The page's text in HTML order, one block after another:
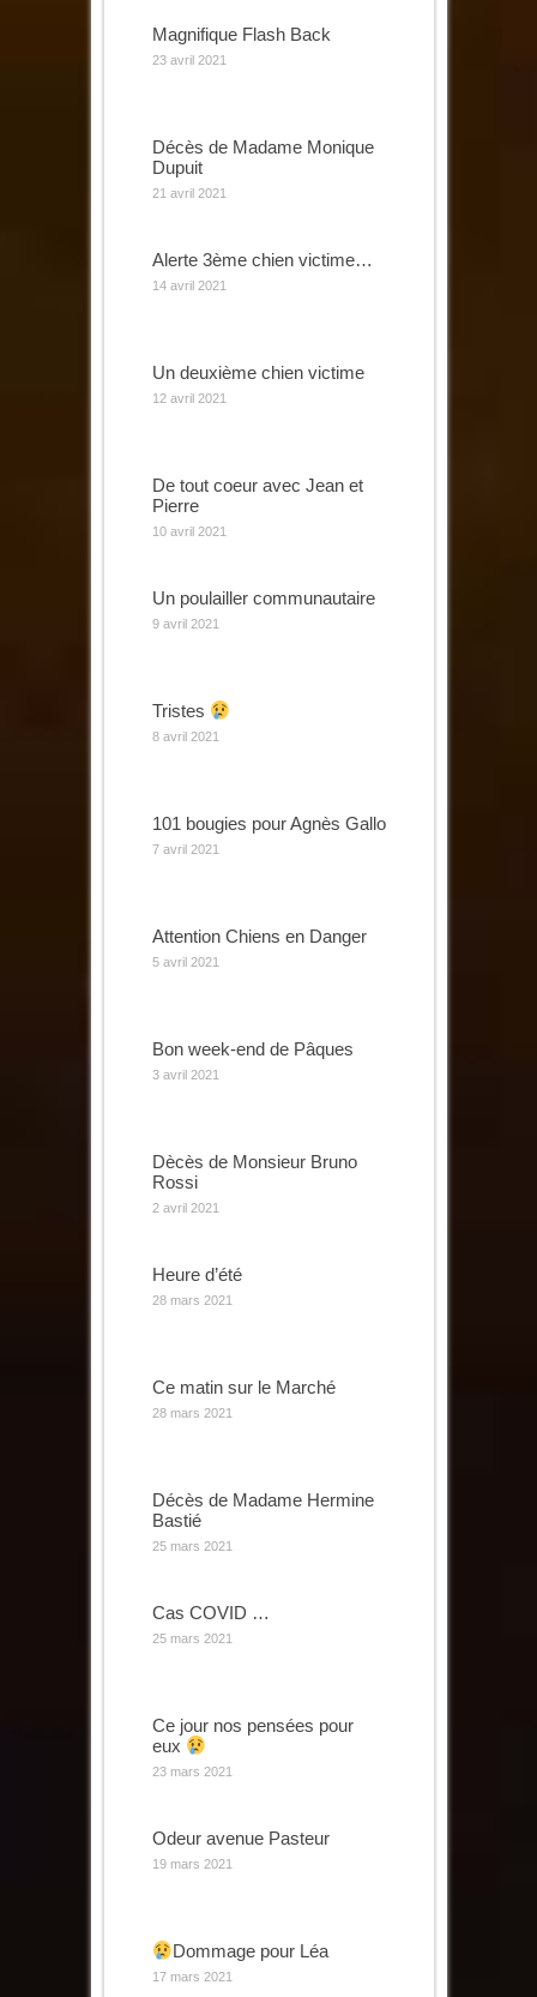
Magnifique Flash Back
23 avril 2021
Décès de Madame Monique
Dupuit
21 avril 2021
Alerte 3ème chien victime…
14 avril 2021
Un deuxième chien victime
12 avril 2021
De tout coeur avec Jean et
Pierre
10 avril 2021
Un poulailler communautaire
9 avril 2021
Tristes
8 avril 2021
101 bougies pour Agnès Gallo
7 avril 2021
Attention Chiens en Danger
5 avril 2021
Bon week-end de Pâques
3 avril 2021
Dècès de Monsieur Bruno
Rossi
2 avril 2021
Heure d’été
28 mars 2021
Ce matin sur le Marché
28 mars 2021
Décès de Madame Hermine
Bastié
25 mars 2021
Cas COVID …
25 mars 2021
Ce jour nos pensées pour
eux
23 mars 2021
Odeur avenue Pasteur
19 mars 2021
Dommage pour Léa
17 mars 2021